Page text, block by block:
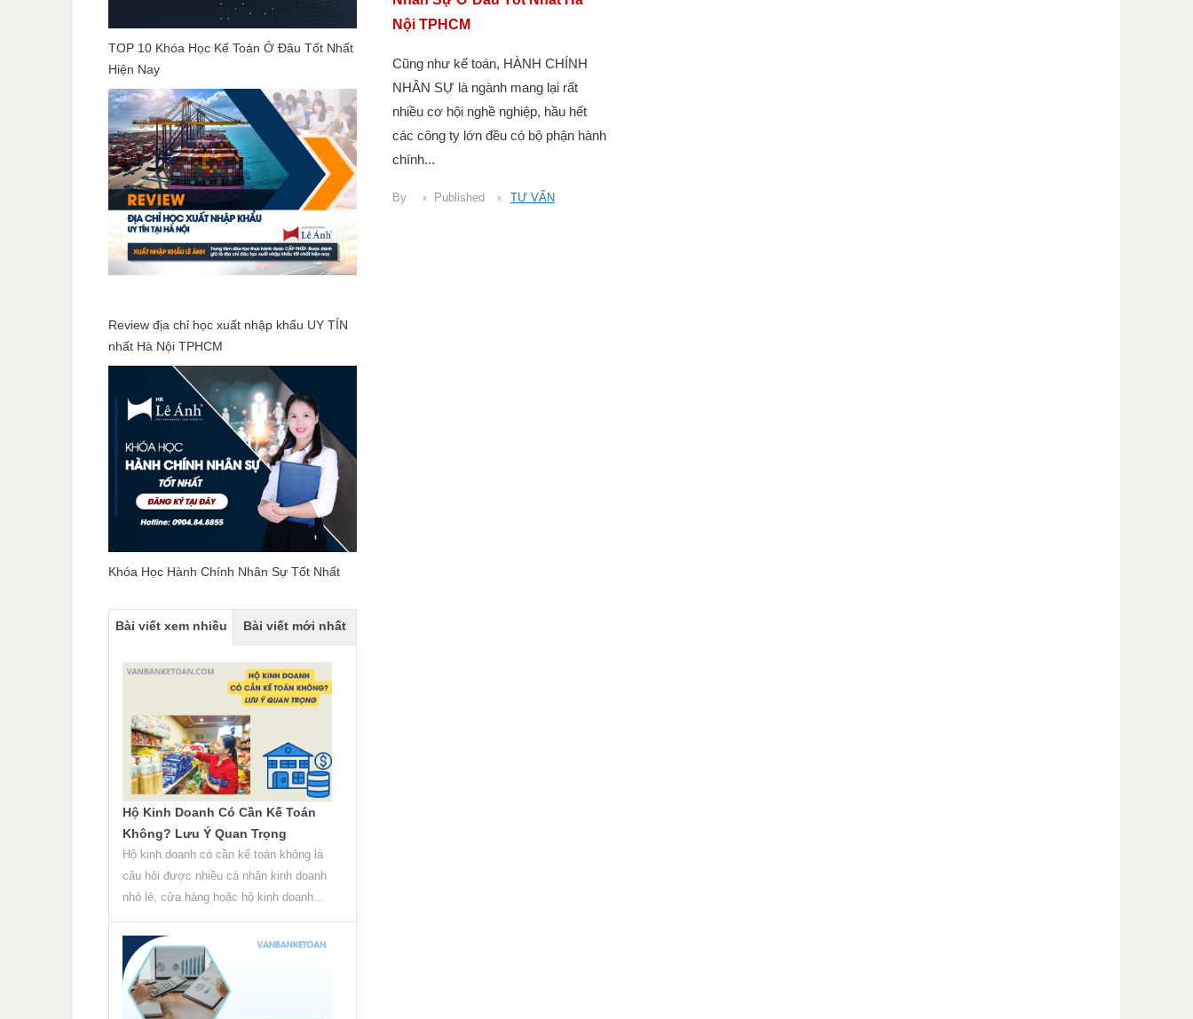
Nội TPHCM
Cũng như kế toán, HÀNH CHÍNH
NHÂN SỰ là ngành mang lại rất
nhiều cơ hội nghề nghiệp, hầu hết
các công ty lớn đều có bộ phận hành
chính...
By Published TƯ VẤN
TOP 10 Khóa Học Kế Toán Ở Đâu Tốt Nhất
Hiện Nay
Review địa chỉ học xuất nhập khẩu UY TÍN
nhất Hà Nội TPHCM
Khóa Học Hành Chính Nhân Sự Tốt Nhất
Bài viết xem nhiều Bài viết mới nhất
Hộ Kinh Doanh Có Cần Kế Toán
Không? Lưu Ý Quan Trọng
Hộ kinh doanh có cần kế toán không là
câu hỏi được nhiều cá nhân kinh doanh
nhỏ lẻ, cửa hàng hoặc hộ kinh doanh...